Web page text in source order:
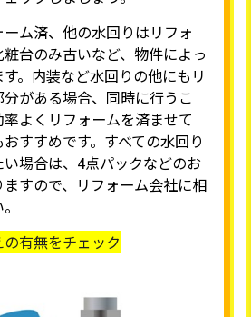
ーム済、他の水回りはリフォ
台のみ古いなど、物件によっ
。内装など水回りの他にもリ
がある場合、同時に行うこ
よくリフォームを済ませて
すすめです。すべての水回り
場合は、4点パックなどのお
すので、リフォーム会社に相
有無をチェック